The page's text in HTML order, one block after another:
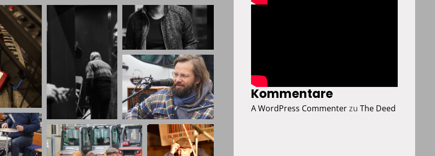
Kommentare
A WordPress Commenterzu The Deed